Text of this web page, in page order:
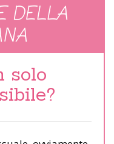
DELLA
solo